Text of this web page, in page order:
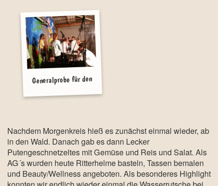
Generalprobe für den
Nachdem Morgenkreis hieß es zunächst einmal wieder, ab
in den Wald. Danach gab es dann Lecker
Putengeschnetzeltes mit Gemüse und Reis und Salat. Als
AG´s wurden heute Ritterhelme basteln, Tassen bemalen
und Beauty/Wellness angeboten. Als besonderes Highlight